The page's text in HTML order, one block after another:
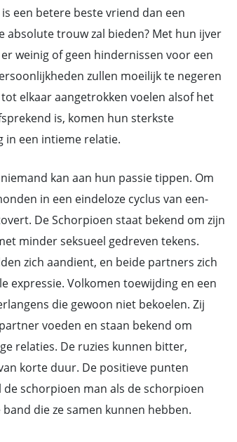
een betere beste vriend dan een
absolute trouw zal bieden? Met hun ijver
weinig of geen hindernissen voor een
zullen moeilijk te negeren
elkaar aangetrokken voelen alsof het
is, komen hun sterkste
in een intieme relatie.
kan aan hun passie tippen. Om
in een eindeloze cyclus van een-
De Schorpioen staat bekend om zijn
minder seksueel gedreven tekens.
zich aandient, en beide partners zich
expressie. Volkomen toewijding en een
die gewoon niet bekoelen. Zij
voeden en staan bekend om
relaties. De ruzies kunnen bitter,
korte duur. De positieve punten
schorpioen man als de schorpioen
die ze samen kunnen hebben.